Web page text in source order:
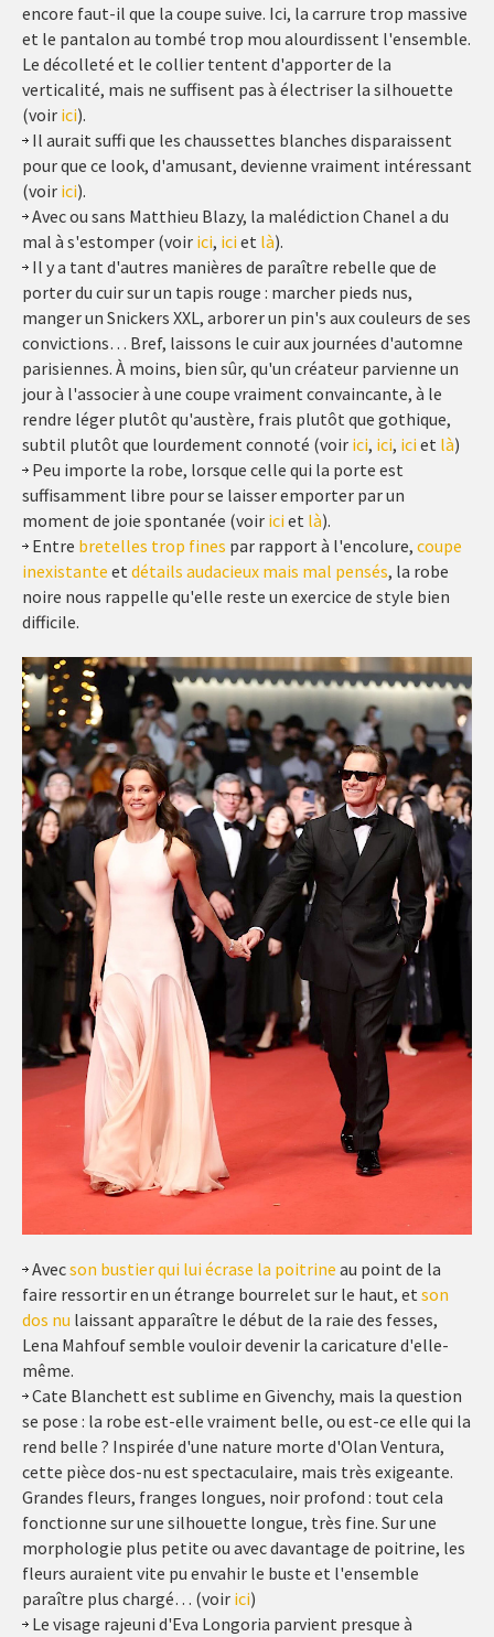
encore faut-il que la coupe suive. Ici, la carrure trop massive
et le pantalon au tombé trop mou alourdissent l'ensemble.
Le décolleté et le collier tentent d'apporter de la
verticalité, mais ne suffisent pas à électriser la silhouette
(voir ici).
Il aurait suffi que les chaussettes blanches disparaissent
pour que ce look, d'amusant, devienne vraiment intéressant
(voir ici).
Avec ou sans Matthieu Blazy, la malédiction Chanel a du
mal à s'estomper (voir ici, ici et là).
Il y a tant d'autres manières de paraître rebelle que de
porter du cuir sur un tapis rouge : marcher pieds nus,
manger un Snickers XXL, arborer un pin's aux couleurs de ses
convictions… Bref, laissons le cuir aux journées d'automne
parisiennes. À moins, bien sûr, qu'un créateur parvienne un
jour à l'associer à une coupe vraiment convaincante, à le
rendre léger plutôt qu'austère, frais plutôt que gothique,
subtil plutôt que lourdement connoté (voir ici, ici, ici et là)
Peu importe la robe, lorsque celle qui la porte est
suffisamment libre pour se laisser emporter par un
moment de joie spontanée (voir ici et là).
Entre bretelles trop fines par rapport à l'encolure, coupe
inexistante et détails audacieux mais mal pensés, la robe
noire nous rappelle qu'elle reste un exercice de style bien
difficile.
Avecson bustier qui lui écrase la poitrine au point de la
faire ressortir en un étrange bourrelet sur le haut, et son
dos nu laissant apparaître le début de la raie des fesses,
Lena Mahfouf semble vouloir devenir la caricature d'elle-
même.
Cate Blanchett est sublime en Givenchy, mais la question
se pose : la robe est-elle vraiment belle, ou est-ce elle qui la
rend belle ? Inspirée d'une nature morte d'Olan Ventura,
cette pièce dos-nu est spectaculaire, mais très exigeante.
Grandes fleurs, franges longues, noir profond : tout cela
fonctionne sur une silhouette longue, très fine. Sur une
morphologie plus petite ou avec davantage de poitrine, les
fleurs auraient vite pu envahir le buste et l'ensemble
paraître plus chargé… (voir ici)
Le visage rajeuni d'Eva Longoria parvient presque à